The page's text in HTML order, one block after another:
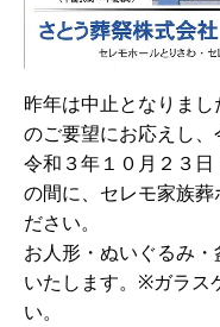
昨年は中止となりま
のご要望にお応えし、
令和３年１０月２３
の間に、セレモ家族葬
ださい。
お人形・ぬいぐるみ
いたします。※ガラス
い。